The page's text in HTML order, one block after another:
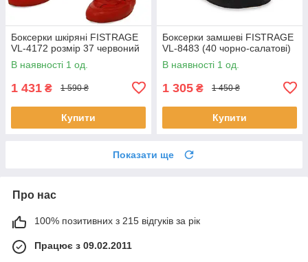
Боксерки шкіряні FISTRAGE
VL-4172 розмір 37 червоний
В наявності 1 од.
1 431 ₴ 1 590 ₴
Купити
Боксерки замшеві FISTRAGE
VL-8483 (40 чорно-салатові)
В наявності 1 од.
1 305 ₴ 1 450 ₴
Купити
Показати ще
Про нас
100% позитивних з 215 відгуків за рік
Працює з 09.02.2011